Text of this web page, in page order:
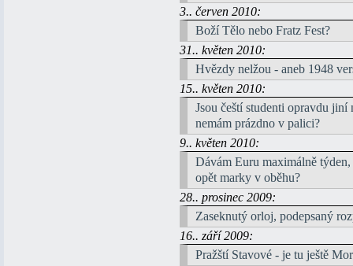
3.. červen 2010:
Boží Tělo nebo Fratz Fest?
31.. květen 2010:
Hvězdy nelžou - aneb 1948
15.. květen 2010:
Jsou čeští studenti opravdu
nemám prázdno v palici?
9.. květen 2010:
Dávám Euru maximálně
opět marky v oběhu?
28.. prosinec 2009:
Zaseknutý orloj, podepsaný
16.. září 2009:
Pražští Stavové - je tu ještě